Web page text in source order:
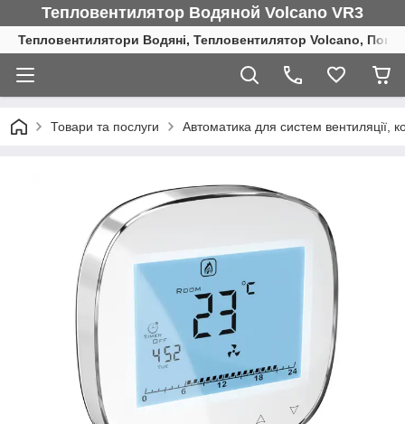
Тепловентилятор Водяной Volcano VR3
Тепловентилятори Водяні, Тепловентилятор Volcano,
Товари та послуги Автоматика для систем вентиляції,